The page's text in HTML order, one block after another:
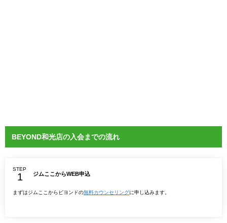
BEYOND和光店の入会までの流れ
STEP
ジムここからWEB申込
まずはジムここからビヨンドの無料カウンセリングに申し込みます。